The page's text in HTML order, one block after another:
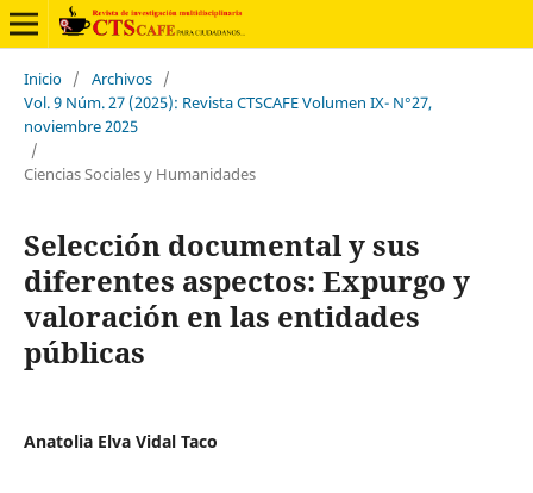
Inicio / Archivos /
Vol. 9 Núm. 27 (2025): Revista CTSCAFE Volumen IX- N°27,
noviembre 2025
/
Ciencias Sociales y Humanidades
Selección documental y sus
diferentes aspectos: Expurgo y
valoración en las entidades
públicas
Anatolia Elva Vidal Taco